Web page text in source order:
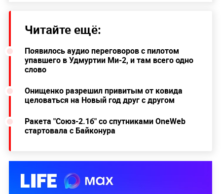
Читайте ещё:
Появилось аудио переговоров с пилотом
упавшего в Удмуртии Ми-2, и там всего одно
слово
Онищенко разрешил привитым от ковида
целоваться на Новый год друг с другом
Ракета "Союз-2.1б" со спутниками OneWeb
стартовала с Байконура